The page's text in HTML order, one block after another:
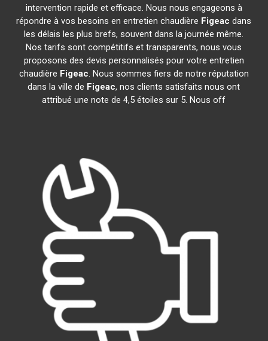
intervention rapide et efficace. Nous nous engageons à
répondre à vos besoins en entretien chaudière Figeac dans
les délais les plus brefs, souvent dans la journée même.
Nos tarifs sont compétitifs et transparents, nous vous
proposons des devis personnalisés pour votre entretien
chaudière Figeac. Nous sommes fiers de notre réputation
dans la ville de Figeac, nos clients satisfaits nous ont
attribué une note de 4,5 étoiles sur 5. Nous off